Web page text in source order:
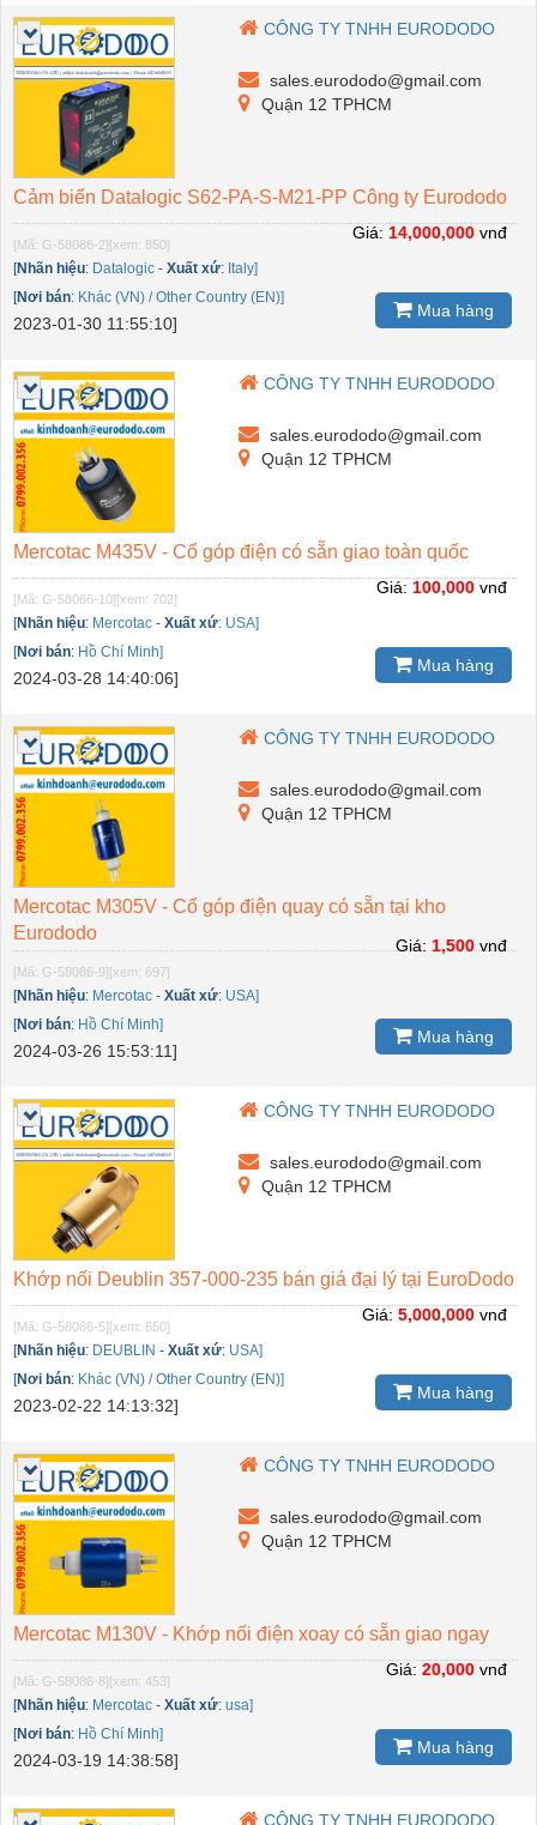
CÔNG TY TNHH EURODODO
sales.eurododo@gmail.com
Quận 12 TPHCM
Cảm biến Datalogic S62-PA-S-M21-PP Công ty Eurododo
[Mã: G-58086-2][xem: 850]
[Nhãn hiệu: Datalogic - Xuất xứ: Italy]
[Nơi bán: Khác (VN) / Other Country (EN)]
2023-01-30 11:55:10]
Giá: 14,000,000 vnđ
Mua hàng
CÔNG TY TNHH EURODODO
sales.eurododo@gmail.com
Quận 12 TPHCM
Mercotac M435V - Cổ góp điện có sẵn giao toàn quốc
[Mã: G-58086-10][xem: 702]
[Nhãn hiệu: Mercotac - Xuất xứ: USA]
[Nơi bán: Hồ Chí Minh]
2024-03-28 14:40:06]
Giá: 100,000 vnđ
Mua hàng
CÔNG TY TNHH EURODODO
sales.eurododo@gmail.com
Quận 12 TPHCM
Mercotac M305V - Cổ góp điện quay có sẵn tại kho
Eurododo
[Mã: G-58086-9][xem: 697]
[Nhãn hiệu: Mercotac - Xuất xứ: USA]
[Nơi bán: Hồ Chí Minh]
2024-03-26 15:53:11]
Giá: 1,500 vnđ
Mua hàng
CÔNG TY TNHH EURODODO
sales.eurododo@gmail.com
Quận 12 TPHCM
Khớp nối Deublin 357-000-235 bán giá đại lý tại EuroDodo
[Mã: G-58086-5][xem: 650]
[Nhãn hiệu: DEUBLIN - Xuất xứ: USA]
[Nơi bán: Khác (VN) / Other Country (EN)]
2023-02-22 14:13:32]
Giá: 5,000,000 vnđ
Mua hàng
CÔNG TY TNHH EURODODO
sales.eurododo@gmail.com
Quận 12 TPHCM
Mercotac M130V - Khớp nối điện xoay có sẵn giao ngay
[Mã: G-58086-8][xem: 453]
[Nhãn hiệu: Mercotac - Xuất xứ: usa]
[Nơi bán: Hồ Chí Minh]
2024-03-19 14:38:58]
Giá: 20,000 vnđ
Mua hàng
CÔNG TY TNHH EURODODO